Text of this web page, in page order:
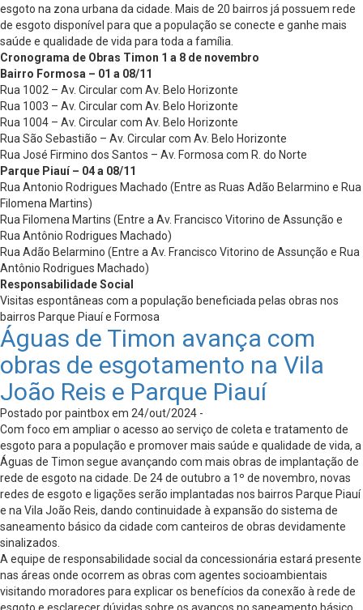
esgoto na zona urbana da cidade. Mais de 20 bairros já possuem rede
de esgoto disponível para que a população se conecte e ganhe mais
saúde e qualidade de vida para toda a família.
Cronograma de Obras Timon 1 a 8 de novembro
Bairro Formosa – 01 a 08/11
Rua 1002 – Av. Circular com Av. Belo Horizonte
Rua 1003 – Av. Circular com Av. Belo Horizonte
Rua 1004 – Av. Circular com Av. Belo Horizonte
Rua São Sebastião – Av. Circular com Av. Belo Horizonte
Rua José Firmino dos Santos – Av. Formosa com R. do Norte
Parque Piauí – 04 a 08/11
Rua Antonio Rodrigues Machado (Entre as Ruas Adão Belarmino e Rua
Filomena Martins)
Rua Filomena Martins (Entre a Av. Francisco Vitorino de Assunção e
Rua Antônio Rodrigues Machado)
Rua Adão Belarmino (Entre a Av. Francisco Vitorino de Assunção e Rua
Antônio Rodrigues Machado)
Responsabilidade Social
Visitas espontâneas com a população beneficiada pelas obras nos
bairros Parque Piauí e Formosa
Águas de Timon avança com
obras de esgotamento na Vila
João Reis e Parque Piauí
Postado por paintbox em 24/out/2024 -
Com foco em ampliar o acesso ao serviço de coleta e tratamento de
esgoto para a população e promover mais saúde e qualidade de vida, a
Águas de Timon segue avançando com mais obras de implantação de
rede de esgoto na cidade. De 24 de outubro a 1º de novembro, novas
redes de esgoto e ligações serão implantadas nos bairros Parque Piauí
e na Vila João Reis, dando continuidade à expansão do sistema de
saneamento básico da cidade com canteiros de obras devidamente
sinalizados.
A equipe de responsabilidade social da concessionária estará presente
nas áreas onde ocorrem as obras com agentes socioambientais
visitando moradores para explicar os benefícios da conexão à rede de